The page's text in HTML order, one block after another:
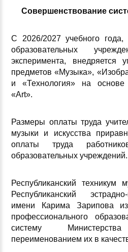
Совершенствование
С 2026/2027 учебного
образовательных
эксперимента, внедряется
предметов «Музыка»,
и «Технология» на
«Art».
Размеры оплаты труда
музыки и искусства
оплаты труда
образовательных учреждений.
Республиканский техникум
Республиканский
имени Карима Зарипова
профессионального
систему
переименованием их в